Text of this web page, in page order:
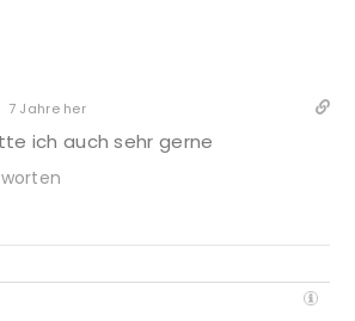
7 Jahre her
ich auch sehr gerne